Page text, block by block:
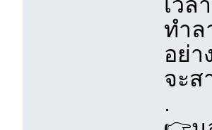
เวล
ทำล
อย่า
จะสา
.